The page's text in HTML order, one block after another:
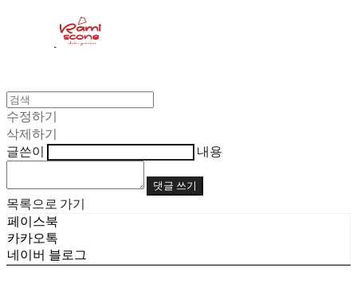
수정하기
삭제하기
글쓴이
내용
댓글 쓰기
목록으로 가기
페이스북
카카오톡
네이버 블로그